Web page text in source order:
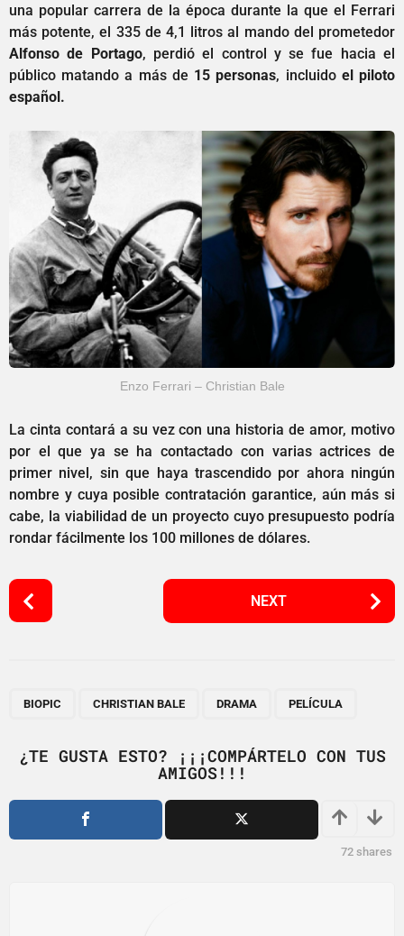
una popular carrera de la época durante la que el Ferrari
más potente, el 335 de 4,1 litros al mando del prometedor
Alfonso de Portago, perdió el control y se fue hacia el
público matando a más de 15 personas, incluido el piloto
español.
Enzo Ferrari – Christian Bale
La cinta contará a su vez con una historia de amor, motivo
por el que ya se ha contactado con varias actrices de
primer nivel, sin que haya trascendido por ahora ningún
nombre y cuya posible contratación garantice, aún más si
cabe, la viabilidad de un proyecto cuyo presupuesto podría
rondar fácilmente los 100 millones de dólares.
P
o
a
i
NEXT
BIOPIC CHRISTIAN BALE DRAMA PELÍCULA
¿TE GUSTA ESTO? ¡¡¡COMPÁRTELO CON TUS
AMIGOS!!!
72 shares